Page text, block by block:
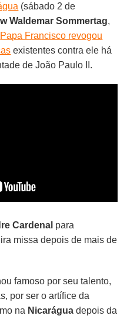
(sábado 2 de
Waldemar Sommertag,
Papa Francisco revogou
existentes contra ele há
de João Paulo II.
Cardenal para
missa depois de mais de
famoso por seu talento,
por ser o artífice da
na Nicarágua depois da